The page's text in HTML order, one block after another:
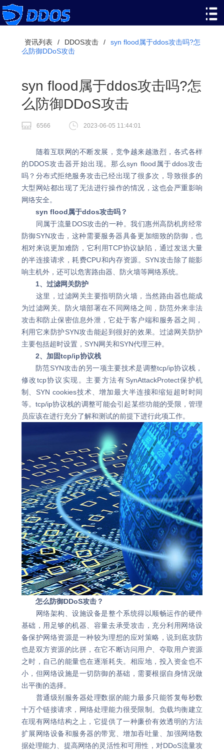
资讯列表 / DDOS攻击 /
syn flood属于ddos攻击吗?怎
么防御DDoS攻击
syn flood属于ddos攻击吗?怎
么防御DDoS攻击
6566 2023-06-05 11:44:01
随着互联网的不断发展，竞争越来越激烈，各式各样
的DDOS攻击器开始出现。那么syn flood属于ddos攻击
吗？分布式拒绝服务攻击已经出现了很多次，导致很多的
大型网站都出现了无法进行操作的情况，这也会严重影响
网络安全。
syn flood属于ddos攻击吗？
同属于流量DOS攻击的一种。我们惠州高防机房经常
防御SYN攻击，这种需要服务器具备更加细致的防御，也
相对来说更加难防，它利用TCP协议缺陷，通过发送大量
的半连接请求，耗费CPU和内存资源。SYN攻击除了能影
响主机外，还可以危害路由器、防火墙等网络系统。
1、过滤网关防护
这里，过滤网关主要指明防火墙，当然路由器也能成
为过滤网关。防火墙部署在不同网络之间，防范外来非法
攻击和防止保密信息外泄，它处于客户端和服务器之间，
利用它来防护SYN攻击能起到很好的效果。过滤网关防护
主要包括超时设置，SYN网关和SYN代理三种。
2、加固tcp/ip协议栈
防范SYN攻击的另一项主要技术是调整tcp/ip协议栈，
修改tcp协议实现。主要方法有SynAttackProtect保护机
制、SYN cookies技术、增加最大半连接和缩短超时时间
等。tcp/ip协议栈的调整可能会引起某些功能的受限，管理
员应该在进行充分了解和测试的前提下进行此项工作。
怎么防御DDoS攻击？
网络架构、设施设备是整个系统得以顺畅运作的硬件
基础，用足够的机器、容量去承受攻击，充分利用网络设
备保护网络资源是一种较为理想的应对策略，说到底攻防
也是双方资源的比拼，在它不断访问用户、夺取用户资源
之时，自己的能量也在逐渐耗失。相应地，投入资金也不
小，但网络设施是一切防御的基础，需要根据自身情况做
出平衡的选择。
普通级别服务器处理数据的能力最多只能答复每秒数
十万个链接请求，网络处理能力很受限制。负载均衡建立
在现有网络结构之上，它提供了一种廉价有效透明的方法
扩展网络设备和服务器的带宽、增加吞吐量、加强网络数
据处理能力、提高网络的灵活性和可用性，对DDoS流量攻